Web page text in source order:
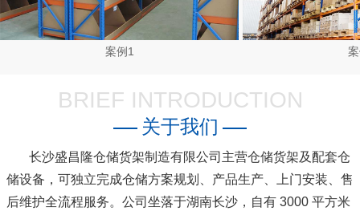
案例1
BRIEF INTRODUCTION
关于我们
长沙盛昌隆仓储货架制造有限公司主营仓储货架及配套仓
储设备，可独立完成仓储方案规划、产品生产、上门安装、售
后维护全流程服务。公司坐落于湖南长沙，自有 3000 平方米